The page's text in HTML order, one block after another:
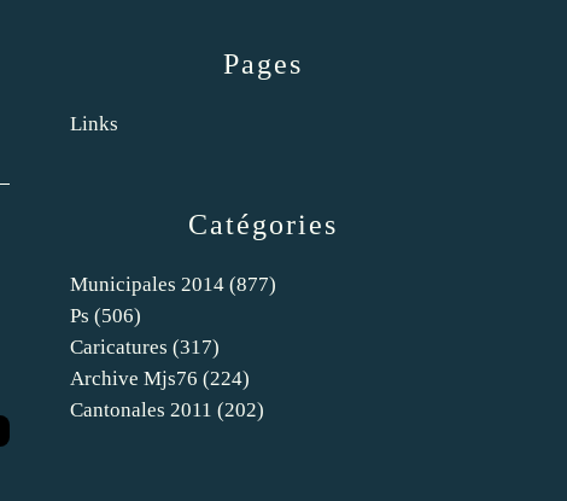
Catégories
Municipales 2014 (877)
Ps (506)
Caricatures (317)
Archive Mjs76 (224)
Cantonales 2011 (202)
Pages
Links